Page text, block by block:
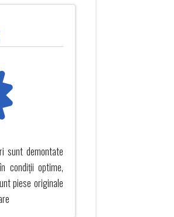
sunt demontate
condiții optime,
piese originale